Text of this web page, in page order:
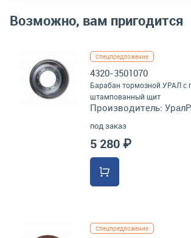
Возможно, вам пригодится
Спецпредложение
4320-3501070
Барабан тормозной УРАЛ с
штампованный щит
Производитель:
под заказ
5 280 ₽
Спецпредложение